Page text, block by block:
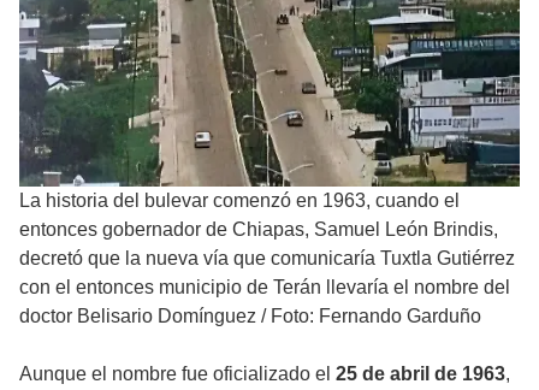
La historia del bulevar comenzó en 1963, cuando el
entonces gobernador de Chiapas, Samuel León Brindis,
decretó que la nueva vía que comunicaría Tuxtla Gutiérrez
con el entonces municipio de Terán llevaría el nombre del
doctor Belisario Domínguez / Foto: Fernando Garduño
Aunque el nombre fue oficializado el 25 de abril de 1963,